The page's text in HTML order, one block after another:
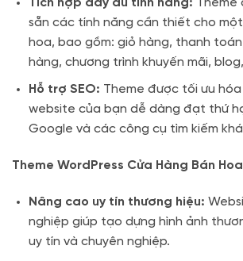
sẵn các tính năng cần thiết cho
hoa, bao gồm: giỏ hàng, thanh
hàng, chương trình khuyến mãi,
Hỗ trợ SEO: Theme được tối ưu hóa
website của bạn dễ dàng đạt thứ
Google và các công cụ tìm kiếm
Theme WordPress Cửa Hàng Bán
Nâng cao uy tín thương hiệu:
nghiệp giúp tạo dựng hình ảnh
uy tín và chuyên nghiệp.